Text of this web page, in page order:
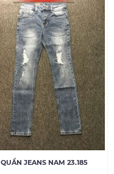
QUẦN JEANS NAM 23.185